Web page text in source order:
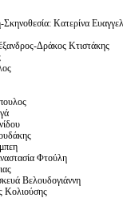
Κατερίνα
Δράκος Κτιστάκης
Φτούλη
Βελουδογιάννη
Κολιούσης